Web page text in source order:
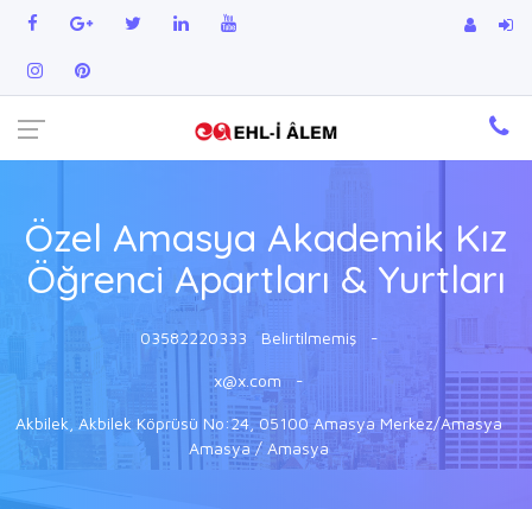
Özel Amasya Akademik Kız
Öğrenci Apartları & Yurtları
03582220333 Belirtilmemiş -
x@x.com -
Akbilek, Akbilek Köprüsü No:24, 05100 Amasya Merkez/Amasya
Amasya / Amasya